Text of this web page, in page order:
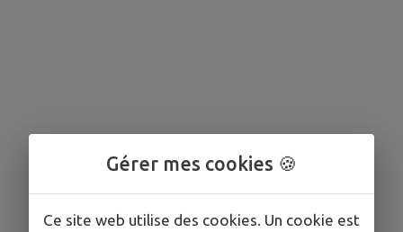
Gérer mes cookies 🍪
Ce site web utilise des cookies. Un cookie est